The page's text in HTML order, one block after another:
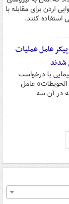
اردن برای مقابله با
کنند.
پیکر عامل عملیات
شدند
با درخواست
الحویطات» عامل
در آن سه